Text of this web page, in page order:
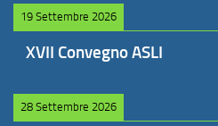
19 Settembre 2026
XVII Convegno ASLI
28 Settembre 2026